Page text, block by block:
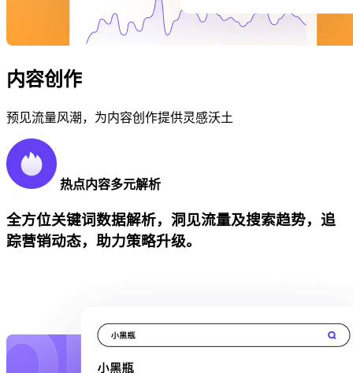
内容创作
预见流量风潮，为内容创作提供灵感沃土
热点内容多元解析
全方位关键词数据解析，洞见流量及搜索趋势，追
踪营销动态，助力策略升级。